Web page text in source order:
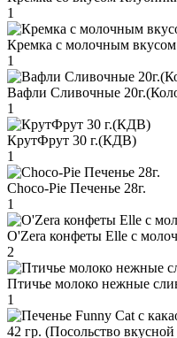
1
Кремка с молочным
1
Вафли Сливочные
1
КрутФрут 30 г.(КДВ)
1
Choco-Pie Печенье 28г.
1
O'Zera конфеты Elle с
2
Птичье молоко нежные
1